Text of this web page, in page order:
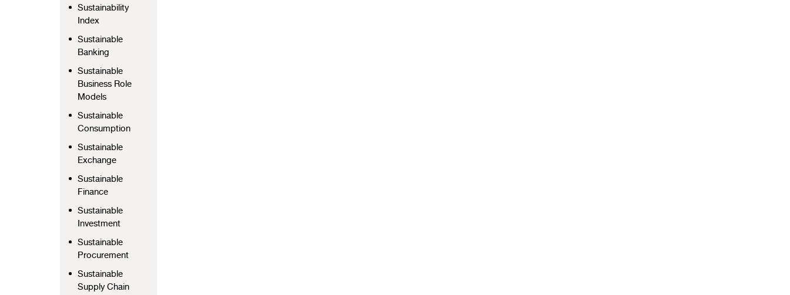
Sustainability
Index
Sustainable
Banking
Sustainable
Business Role
Models
Sustainable
Consumption
Sustainable
Exchange
Sustainable
Finance
Sustainable
Investment
Sustainable
Procurement
Sustainable
Supply Chain